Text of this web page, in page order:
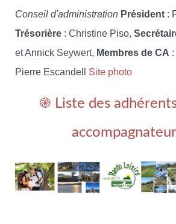
Conseil d'administration Président :
Trésorière : Christine Piso,
et Annick Seywert, Membres de CA
Pierre Escandell Site photo
֎ Liste des